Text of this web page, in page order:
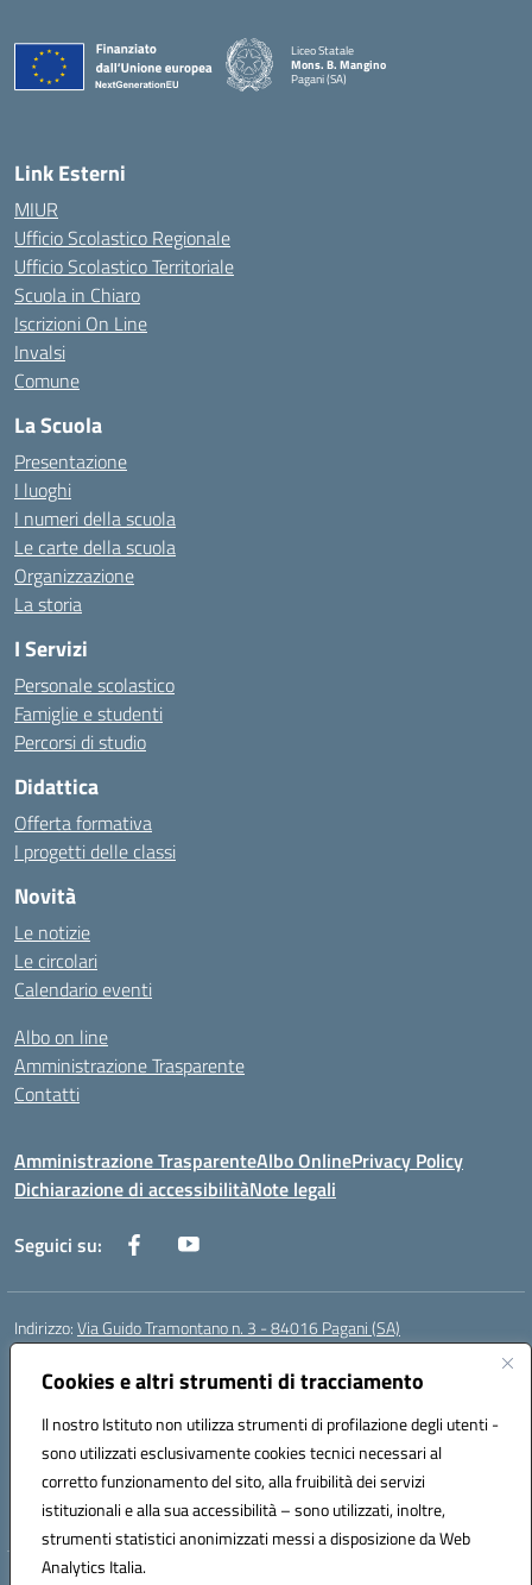
Cookies e altri strumenti di tracciamento
Il nostro Istituto non utilizza strumenti di profilazione degli utenti -
sono utilizzati esclusivamente cookies tecnici necessari al
corretto funzionamento del sito, alla fruibilità dei servizi
istituzionali e alla sua accessibilità – sono utilizzati, inoltre,
strumenti statistici anonimizzati messi a disposizione da Web
Analytics Italia.
Liceo Statale
Mons. B. Mangino
Pagani (SA)
— Visita la pagina iniziale della scuola
Link Esterni
MIUR
Ufficio Scolastico Regionale
Ufficio Scolastico Territoriale
Scuola in Chiaro
Iscrizioni On Line
Invalsi
Comune
La Scuola
Presentazione
I luoghi
I numeri della scuola
Le carte della scuola
Organizzazione
La storia
I Servizi
Personale scolastico
Famiglie e studenti
Percorsi di studio
Didattica
Offerta formativa
I progetti delle classi
Novità
Le notizie
Le circolari
Calendario eventi
Albo on line
Amministrazione Trasparente
Contatti
Amministrazione TrasparenteAlbo OnlinePrivacy Policy
Dichiarazione di accessibilitàNote legali
Seguici su:
Indirizzo:Via Guido Tramontano n. 3 - 84016 Pagani (SA)
Centralino:
Posta elettronica certificata (PEC):saps08000t@pec.istruzione.it
Codice fiscale: 80022400651
Codice meccanografico:SAPS08000T
Codice Indice delle Pubbliche Amministrazioni (IPA): istsc_saps08000t
Codice unico di fatturazione (CUF): UFC29W